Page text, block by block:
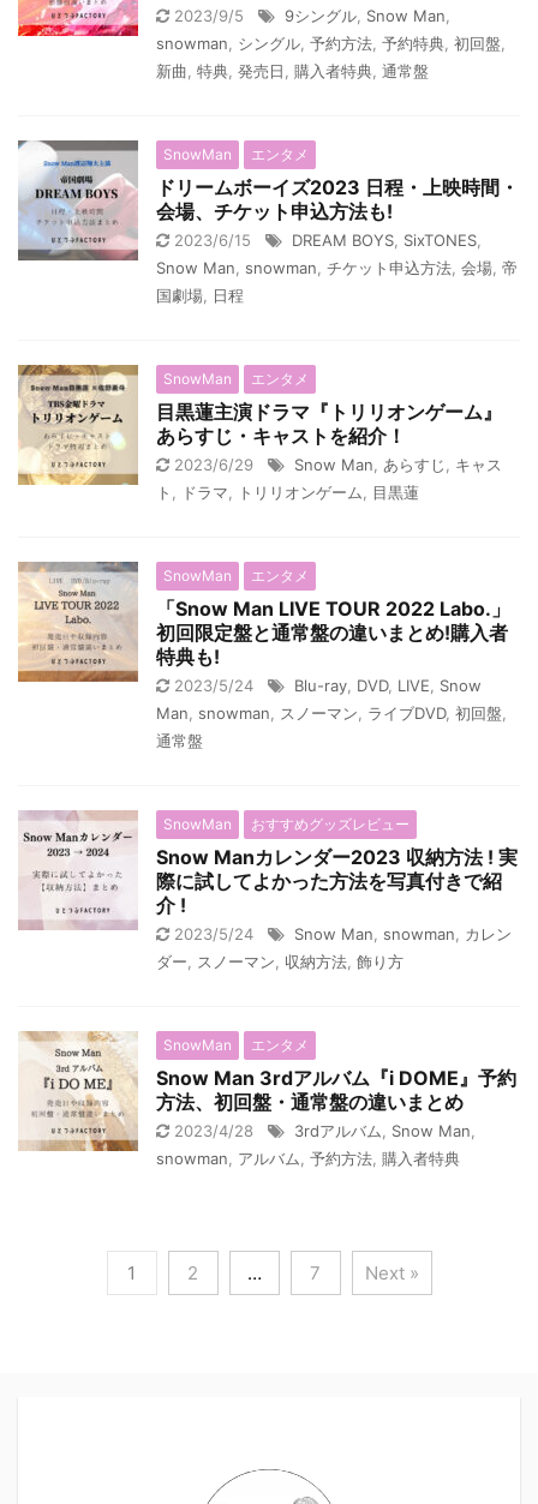
2023/9/5 9シングル Snow Man
snowman
シングル 予約方法 予約特典 初回盤
新曲 特典 発売日 購入者特典 通常盤
SnowMan エンタメ
ドリームボーイズ2023 日程・上映時間・
会場、チケット申込方法も!
2023/6/15 DREAM BOYS SixTONES
Snow Man
snowman チケット申込方法 会場 帝
国劇場
日程
SnowMan エンタメ
目黒蓮主演ドラマ『トリリオンゲーム』
あらすじ・キャストを紹介！
2023/6/29 Snow Man あらすじ
キャス
ト
ドラマ トリリオンゲーム 目黒蓮
SnowMan エンタメ
「Snow Man LIVE TOUR 2022 Labo.」
初回限定盤と通常盤の違いまとめ!購入者
特典も!
2023/5/24 Blu-ray DVD, LIVE
Snow
Man
snowman スノーマン ライブDVD, 初回盤
通常盤
SnowMan おすすめグッズレビュー
Snow Manカレンダー2023 収納方法 ! 実
際に試してよかった方法を写真付きで紹
介 !
2023/5/24 Snow Man snowman
カレン
ダー
スノーマン 収納方法 飾り方
SnowMan エンタメ
Snow Man 3rdアルバム『i DOME』予約
方法、初回盤・通常盤の違いまとめ
2023/4/28 3rdアルバム Snow Man
snowman
アルバム 予約方法 購入者特典
1 2 … 7 Next »